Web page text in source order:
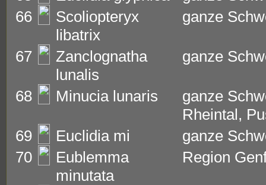
66
Scoliopteryx
libatrix
ganze
67
Zanclognatha
lunalis
ganze
68 Minucia lunaris
ganze
Rheintal,
69
Euclidia mi
ganze
70
Eublemma
minutata
Region